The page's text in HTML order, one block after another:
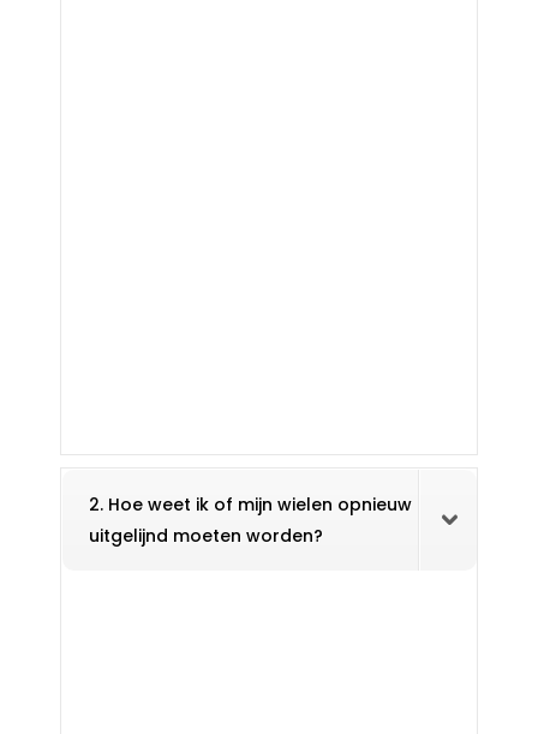
2. Hoe weet ik of mijn wielen opnieuw
uitgelijnd moeten worden?